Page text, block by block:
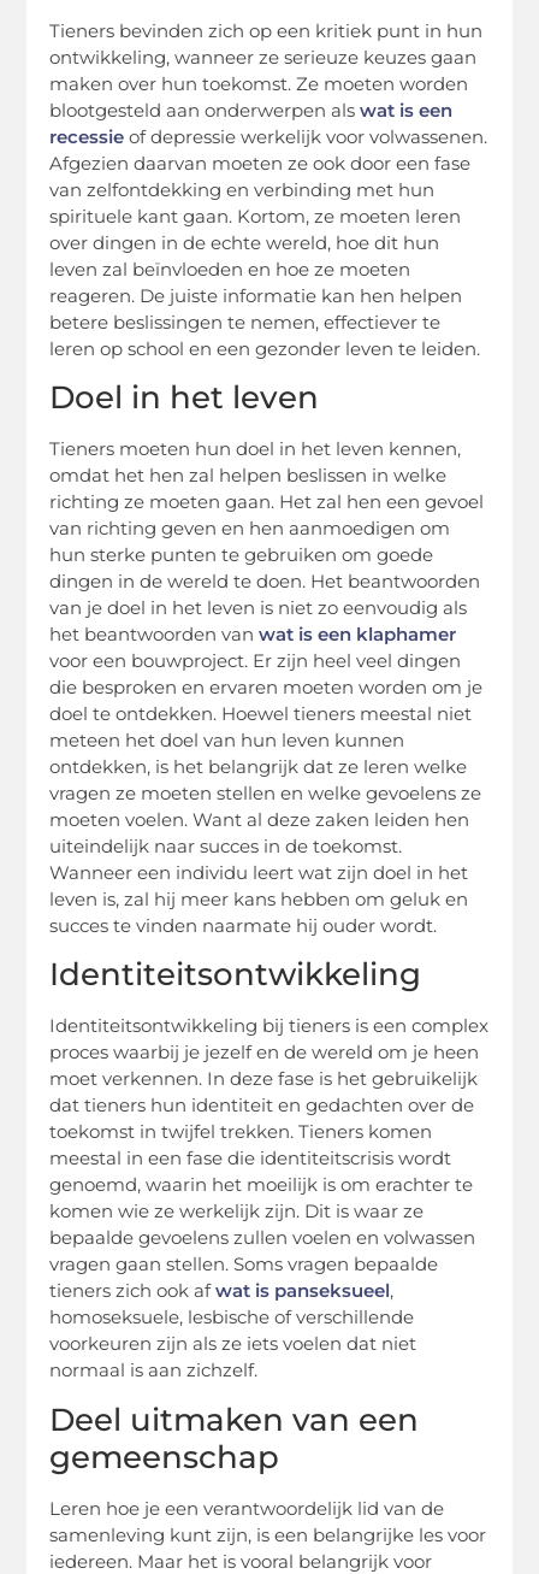
Tieners bevinden zich op een kritiek punt in hun
ontwikkeling, wanneer ze serieuze keuzes gaan
maken over hun toekomst. Ze moeten worden
blootgesteld aan onderwerpen als wat is een
recessie of depressie werkelijk voor volwassenen.
Afgezien daarvan moeten ze ook door een fase
van zelfontdekking en verbinding met hun
spirituele kant gaan. Kortom, ze moeten leren
over dingen in de echte wereld, hoe dit hun
leven zal beïnvloeden en hoe ze moeten
reageren. De juiste informatie kan hen helpen
betere beslissingen te nemen, effectiever te
leren op school en een gezonder leven te leiden.
Doel in het leven
Tieners moeten hun doel in het leven kennen,
omdat het hen zal helpen beslissen in welke
richting ze moeten gaan. Het zal hen een gevoel
van richting geven en hen aanmoedigen om
hun sterke punten te gebruiken om goede
dingen in de wereld te doen. Het beantwoorden
van je doel in het leven is niet zo eenvoudig als
het beantwoorden van wat is een klaphamer
voor een bouwproject. Er zijn heel veel dingen
die besproken en ervaren moeten worden om je
doel te ontdekken. Hoewel tieners meestal niet
meteen het doel van hun leven kunnen
ontdekken, is het belangrijk dat ze leren welke
vragen ze moeten stellen en welke gevoelens ze
moeten voelen. Want al deze zaken leiden hen
uiteindelijk naar succes in de toekomst.
Wanneer een individu leert wat zijn doel in het
leven is, zal hij meer kans hebben om geluk en
succes te vinden naarmate hij ouder wordt.
Identiteitsontwikkeling
Identiteitsontwikkeling bij tieners is een complex
proces waarbij je jezelf en de wereld om je heen
moet verkennen. In deze fase is het gebruikelijk
dat tieners hun identiteit en gedachten over de
toekomst in twijfel trekken. Tieners komen
meestal in een fase die identiteitscrisis wordt
genoemd, waarin het moeilijk is om erachter te
komen wie ze werkelijk zijn. Dit is waar ze
bepaalde gevoelens zullen voelen en volwassen
vragen gaan stellen. Soms vragen bepaalde
tieners zich ook afwat is panseksueel,
homoseksuele, lesbische of verschillende
voorkeuren zijn als ze iets voelen dat niet
normaal is aan zichzelf.
Deel uitmaken van een
gemeenschap
Leren hoe je een verantwoordelijk lid van de
samenleving kunt zijn, is een belangrijke les voor
iedereen. Maar het is vooral belangrijk voor